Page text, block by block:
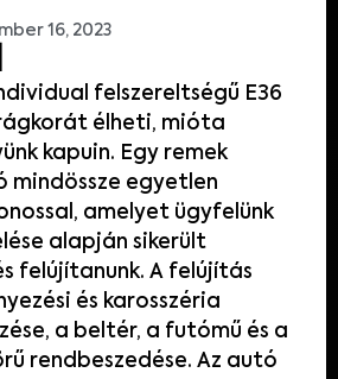
16, 2023
felszereltségű E36
élheti, mióta
kapuin. Egy remek
mindössze egyetlen
, amelyet ügyfelünk
alapján sikerült
felújítanunk. A felújítás
és karosszéria
, a beltér, a futómű és a
rendbeszedése. Az autó